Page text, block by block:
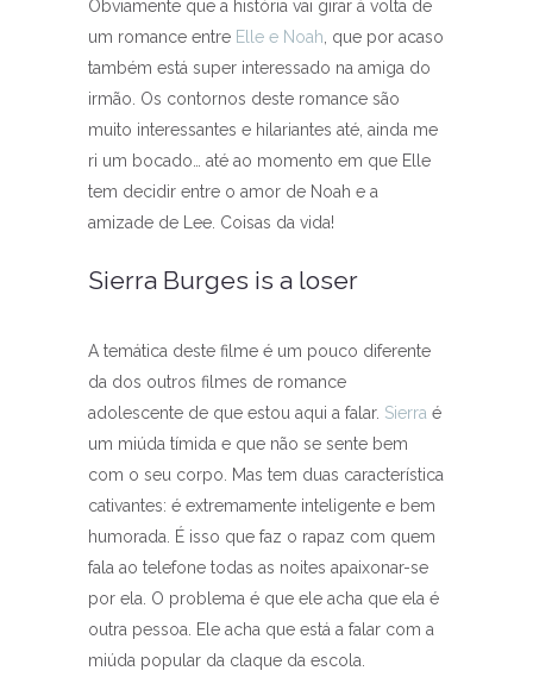
Obviamente que a história vai girar à volta de
um romance entre Elle e Noah, que por acaso
também está super interessado na amiga do
irmão. Os contornos deste romance são
muito interessantes e hilariantes até, ainda me
ri um bocado… até ao momento em que Elle
tem decidir entre o amor de Noah e a
amizade de Lee. Coisas da vida!
Sierra Burges is a loser
A temática deste filme é um pouco diferente
da dos outros filmes de romance
adolescente de que estou aqui a falar. Sierra é
um miúda tímida e que não se sente bem
com o seu corpo. Mas tem duas característica
cativantes: é extremamente inteligente e bem
humorada. É isso que faz o rapaz com quem
fala ao telefone todas as noites apaixonar-se
por ela. O problema é que ele acha que ela é
outra pessoa. Ele acha que está a falar com a
miúda popular da claque da escola.